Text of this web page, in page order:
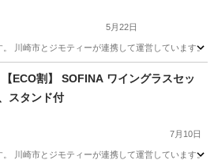
5月22日
。 川崎市とジモティーが連携して運営していま
用品 リユース
ECO割】 SOFINA ワイングラスセッ
スタンド付
7月10日
。 川崎市とジモティーが連携して運営していま